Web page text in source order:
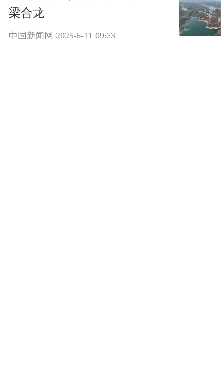
梁合龙
中国新闻网 2025-6-11 09:33